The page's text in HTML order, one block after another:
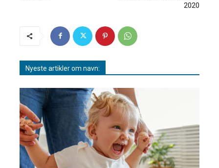
2020
Nyeste artikler om navn: